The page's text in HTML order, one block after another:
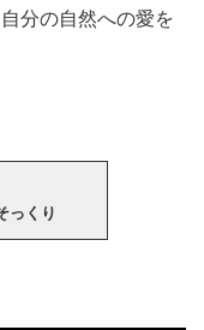
分の自然への愛を
っくり